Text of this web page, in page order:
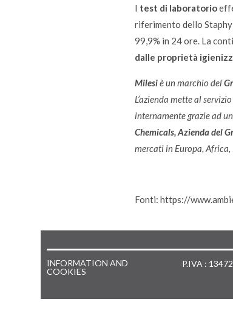
I test di laboratorio
riferimento dello
99,9% in 24 ore. La
dalle proprietà
Milesiè un marchio del
L’azienda mette al
internamente grazie ad
Chemicals, Azienda del
mercati in Europa,
Fonti: https://
INFORMATION AND
COOKIES
P.IVA :